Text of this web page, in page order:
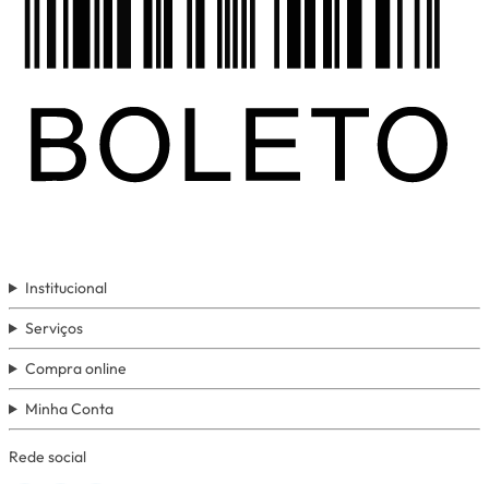
Institucional
Serviços
Compra online
Minha Conta
Rede social